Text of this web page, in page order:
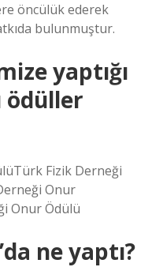
öncülük ederek
bulunmuştur.
yaptığı
ödüller
Fizik Derneği
Onur
Onur Ödülü
ne yaptı?